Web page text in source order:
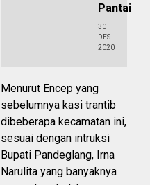
Pantai
30
DES
2020
Menurut Encep yang
sebelumnya kasi trantib
dibeberapa kecamatan ini,
sesuai dengan intruksi
Bupati Pandeglang, Irna
Narulita yang banyaknya